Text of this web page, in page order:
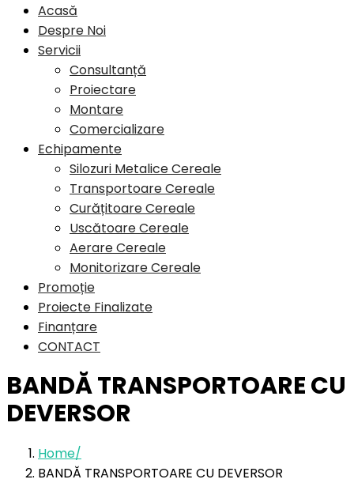
Acasă
Despre Noi
Servicii
Consultanță
Proiectare
Montare
Comercializare
Echipamente
Silozuri Metalice Cereale
Transportoare Cereale
Curățitoare Cereale
Uscătoare Cereale
Aerare Cereale
Monitorizare Cereale
Promoție
Proiecte Finalizate
Finanțare
CONTACT
BANDĂ TRANSPORTOARE CU
DEVERSOR
Home
BANDĂ TRANSPORTOARE CU DEVERSOR